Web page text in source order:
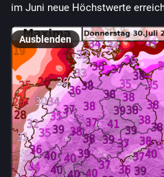
im Juni neue Höchstwerte
Ausblenden